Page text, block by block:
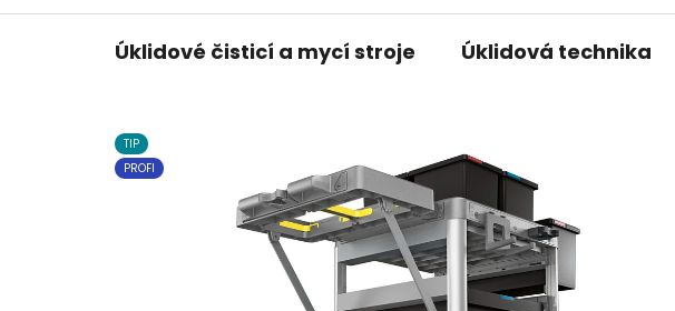
Úklidové čisticí a mycí stroje Úklidová technika
TIP
PROFI